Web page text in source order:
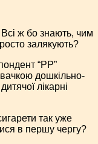
ж бо знають, чим
залякують?
“РР”
дошкільно-
лікарні
так уже
в першу чергу?